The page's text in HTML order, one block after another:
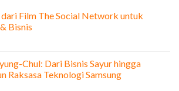
dari Film The Social Network untuk
Bisnis
Pelajaran
dari
Chul: Dari Bisnis Sayur hingga
Raksasa Teknologi Samsung